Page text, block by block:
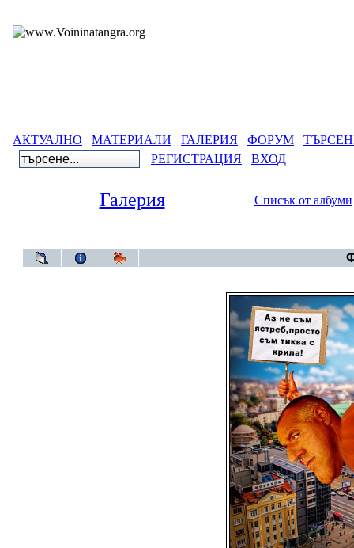
АКТУАЛНО МАТЕРИАЛИ ГАЛЕРИЯ ФОРУМ
РЕГИСТРАЦИЯ
ВХОД
Галерия Списък от албуми